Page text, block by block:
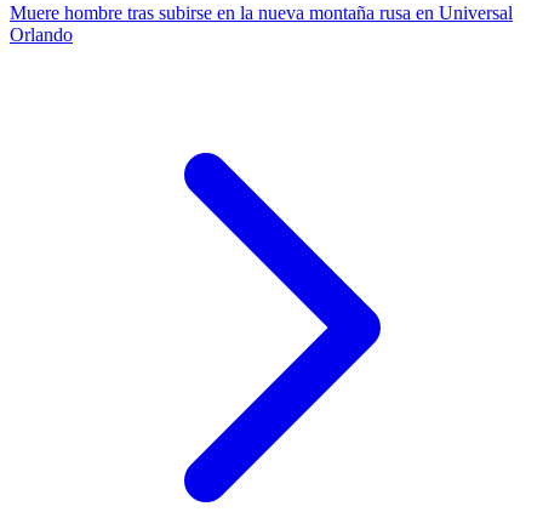
Muere hombre tras subirse en la nueva montaña rusa en Universal
Orlando